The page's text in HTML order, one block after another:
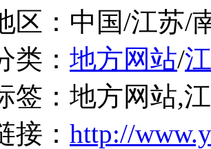
区： 中国/江苏/
类： 地方网站/
签： 地方网站,
接： http://